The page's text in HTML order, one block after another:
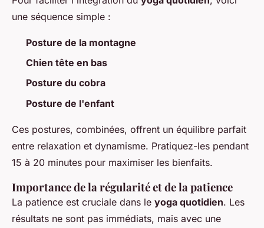
une séquence simple :
Posture de la montagne
Chien tête en bas
Posture du cobra
Posture de l'enfant
Ces postures, combinées, offrent un équilibre parfait
entre relaxation et dynamisme. Pratiquez-les pendant
15 à 20 minutes pour maximiser les bienfaits.
Importance de la régularité et de la patience
La patience est cruciale dans le yoga quotidien. Les
résultats ne sont pas immédiats, mais avec une